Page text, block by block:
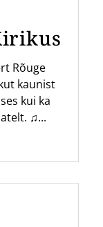
Rõuge
kaunist
kui ka
♫...